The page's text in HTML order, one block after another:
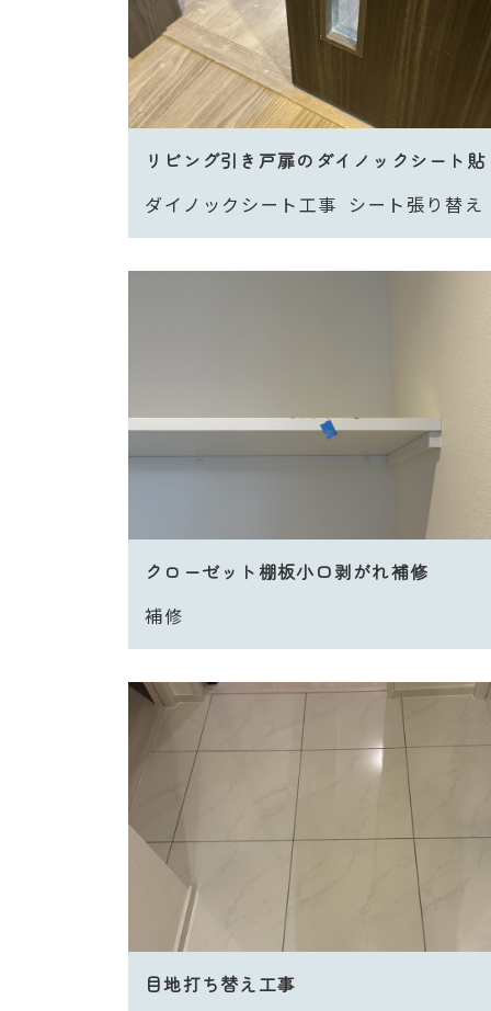
リビング引き戸扉のダイノックシート
ダイノックシート工事 シート張り替え
クローゼット棚板小口剥がれ補修
補修
目地打ち替え工事